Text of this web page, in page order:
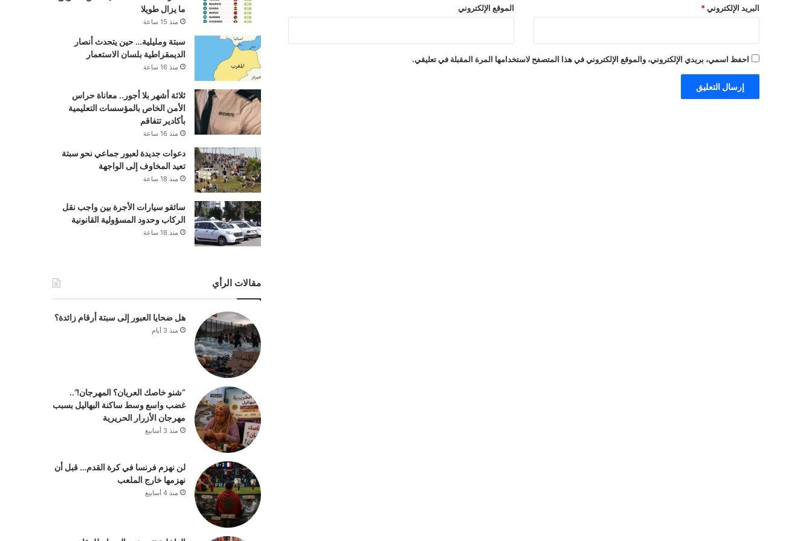
البريد الإلكتروني * الموقع الإلكتروني
احفظ اسمي، بريدي الإلكتروني، والموقع الإلكتروني في هذا المتصفح لاستخدامها المرة المقبلة في تعليقي.
ما يزال طويلا
منذ 15 ساعة
سبتة ومليلية… حين يتحدث أنصار
الديمقراطية بلسان الاستعمار
منذ 16 ساعة
ثلاثة أشهر بلا أجور.. معاناة حراس
الأمن الخاص بالمؤسسات التعليمية
بأكادير تتفاقم
منذ 16 ساعة
دعوات جديدة لعبور جماعي نحو سبتة
تعيد المخاوف إلى الواجهة
منذ 18 ساعة
سائقو سيارات الأجرة بين واجب نقل
الركاب وحدود المسؤولية القانونية
منذ 18 ساعة
مقالات الرأي
هل ضحايا العبور إلى سبتة أرقام زائدة؟
منذ 3 أيام
“شنو خاصك العريان؟ المهرجان!”..
غضب واسع وسط ساكنة البهاليل بسبب
مهرجان الأزرار الحريرية
منذ 3 أسابيع
لن نهزم فرنسا في كرة القدم… قبل أن
نهزمها خارج الملعب
منذ 4 أسابيع